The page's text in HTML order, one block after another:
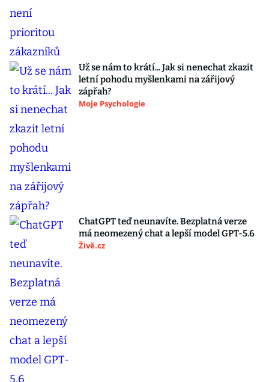
Už se nám to krátí... Jak si nenechat zkazit
letní pohodu myšlenkami na zářijový
zápřah?
Moje Psychologie
ChatGPT teď neunavíte. Bezplatná verze
má neomezený chat a lepší model GPT-5.6
Živě.cz